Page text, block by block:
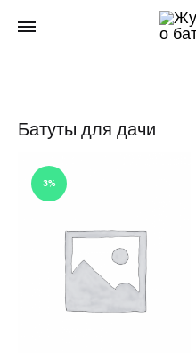
Батуты для дачи
3%